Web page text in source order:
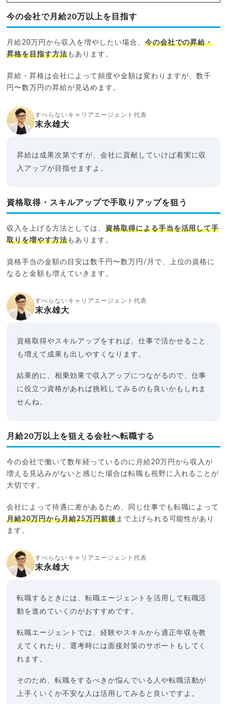
今の会社で月給20万以上を目指す
月給20万円から収入を増やしたい場合、 今の会社での昇給・
昇格を目指す方法もあります。
昇給・昇格は会社によって頻度や金額は変わりますが、数千
円〜数万円の昇給が見込めます。
すべらないキャリアエージェント代表
末永雄大
昇給は成果次第ですが、会社に貢献していけば着実に収
入アップが目指せますよ。
資格取得・スキルアップで手取りアップを狙う
収入を上げる方法としては、 資格取得による手当を活用して手
取りを増やす方法もあります。
資格手当の金額の目安は数千円〜数万円/月で、上位の資格に
なると金額も増えていきます。
すべらないキャリアエージェント代表
末永雄大
資格取得やスキルアップをすれば、仕事で活かせること
も増えて成果も出しやすくなります。
結果的に、相乗効果で収入アップにつながるので、仕事
に役立つ資格があれば挑戦してみるのも良いかもしれま
せんね。
月給20万以上を狙える会社へ転職する
今の会社で働いて数年経っているのに月給20万円から収入が
増える見込みがないと感じた場合は転職も視野に入れることが
大切です。
会社によって待遇に差があるため、同じ仕事でも転職によって
月給20万円から月給25万円前後まで上げられる可能性があり
ます。
すべらないキャリアエージェント代表
末永雄大
転職するときには、転職エージェントを活用して転職活
動を進めていくのがおすすめです。
転職エージェントでは、経験やスキルから適正年収を教
えてくれたり、選考時には面接対策のサポートもしてく
れます。
そのため、転職をするべきか悩んでいる人や転職活動が
上手くいくか不安な人は活用してみると良いですよ。